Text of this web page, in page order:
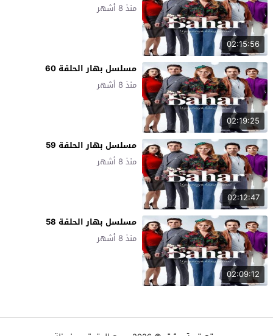
02:15:56
منذ 8 أشهر
02:19:25
مسلسل بهار الحلقة 60
منذ 8 أشهر
02:12:47
مسلسل بهار الحلقة 59
منذ 8 أشهر
02:09:12
مسلسل بهار الحلقة 58
منذ 8 أشهر